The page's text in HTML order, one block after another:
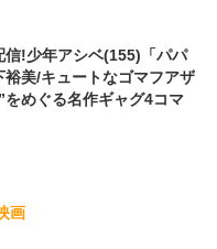
信!少年アシベ(155)「パパ
裕美/キュートなゴマフアザ
をめぐる名作ギャグ4コマ
画